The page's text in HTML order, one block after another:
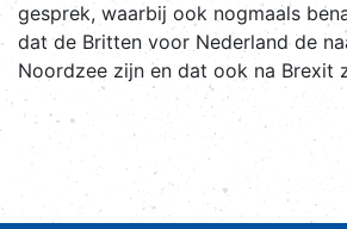
gesprek, waarbij ook nogmaals
dat de Britten voor Nederland de
Noordzee zijn en dat ook na Brexit